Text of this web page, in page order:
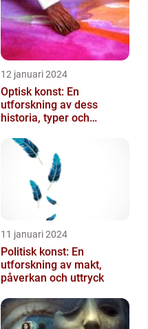
12 januari 2024
Optisk konst: En
utforskning av dess
historia, typer och
11 januari 2024
Politisk konst: En
utforskning av makt,
påverkan och uttryck